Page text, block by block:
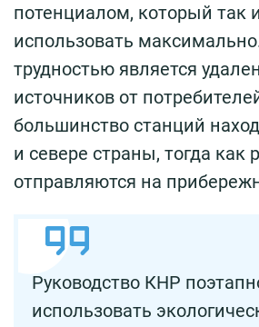
потенциалом, который так
использовать
трудностью является
источников от
большинство станций
и севере страны, тогда как
отправляются на
Руководство КНР
использовать